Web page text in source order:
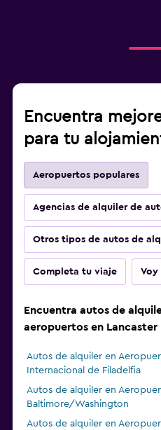
Encuentra
para tu
Aeropuertos populares
Agencias de alquiler de
Otros tipos de autos de
Completa tu viaje Voy
Encuentra autos de
aeropuertos en Lancaster
Autos de alquiler en
Internacional de Filadelfia
Autos de alquiler en
Baltimore/Washington
Autos de alquiler en